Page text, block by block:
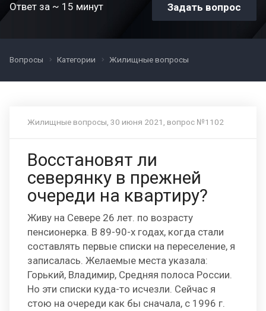
Ответ за ~ 15 минут
Вопросы Категории Жилищные вопросы
Жилищные вопросы, 30 июня 2021, вопрос №1102
Восстановят ли
северянку в прежней
очереди на квартиру?
Живу на Севере 26 лет. по возрасту
пенсионерка. В 89-90-х годах, когда стали
составлять первые списки на переселение, я
записалась. Желаемые места указала:
Горький, Владимир, Средняя полоса России.
Но эти списки куда-то исчезли. Сейчас я
стою на очереди как бы сначала, с 1996 г.